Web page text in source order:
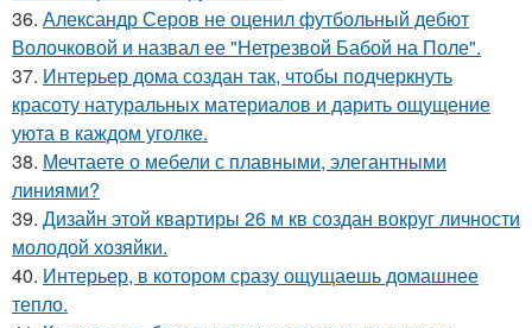
36. Александр Серов не оценил футбольный дебют
Волочковой и назвал ее "Нетрезвой Бабой на Поле".
37. Интерьер дома создан так, чтобы подчеркнуть
красоту натуральных материалов и дарить ощущение
уюта в каждом уголке.
38. Мечтаете о мебели с плавными, элегантными
линиями?
39. Дизайн этой квартиры 26 м кв создан вокруг личности
молодой хозяйки.
40. Интерьер, в котором сразу ощущаешь домашнее
тепло.